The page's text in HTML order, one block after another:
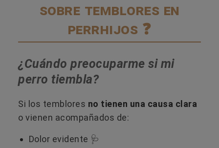
sobre temblores en
perrhijos ❓
¿Cuándo preocuparme si mi
perro tiembla?
Si los temblores no tienen una causa clara
o vienen acompañados de:
Dolor evidente 🩺